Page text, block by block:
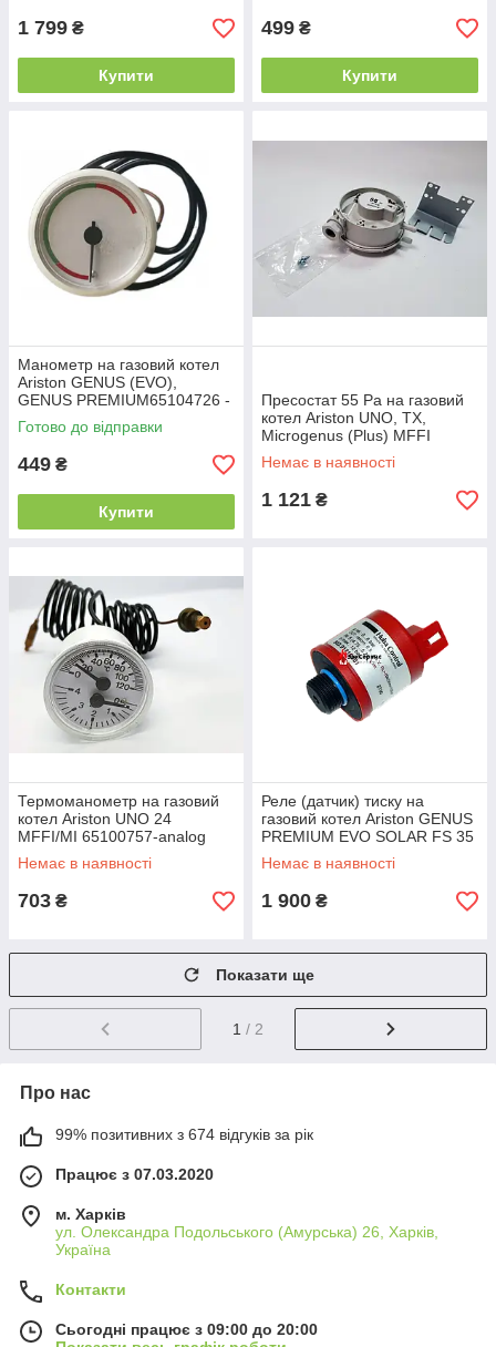
1 799 ₴
Купити
499 ₴
Купити
Манометр на газовий котел
Ariston GENUS (EVO),
GENUS PREMIUM65104726 -
аналог
Готово до відправки
449 ₴
Купити
Пресостат 55 Pa на газовий
котел Ariston UNO, TX,
Microgenus (Plus) MFFI
998484-01
Немає в наявності
1 121 ₴
Термоманометр на газовий
котел Ariston UNO 24
MFFI/MI 65100757-analog
Немає в наявності
703 ₴
Реле (датчик) тиску на
газовий котел Ariston GENUS
PREMIUM EVO SOLAR FS 35
65112070
Немає в наявності
1 900 ₴
Показати ще
1 / 2
Про нас
99% позитивних з 674 відгуків за рік
Працює з 07.03.2020
м. Харків
ул. Олександра Подольського (Амурська) 26, Харків,
Україна
Контакти
Сьогодні працює з 09:00 до 20:00